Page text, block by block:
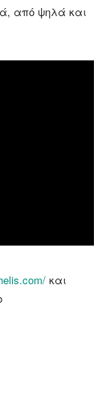
από ψηλά και
και